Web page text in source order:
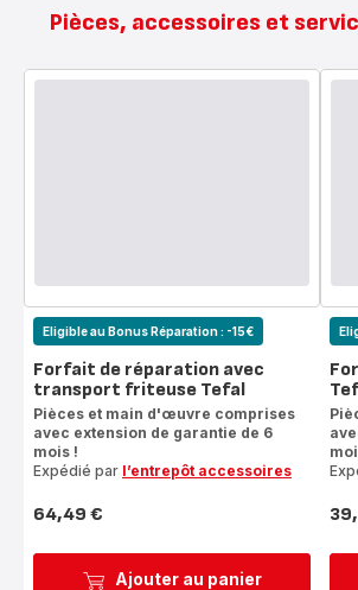
Pièces, accessoires et
Ajouter au panier
Eligible au Bonus Réparation : -15€
Forfait de réparation avec
transport friteuse Tefal
Pièces et main d'œuvre comprises
avec extension de garantie de 6
mois !
Expédié par l’entrepôt accessoires
Prix
64,49 € Prix